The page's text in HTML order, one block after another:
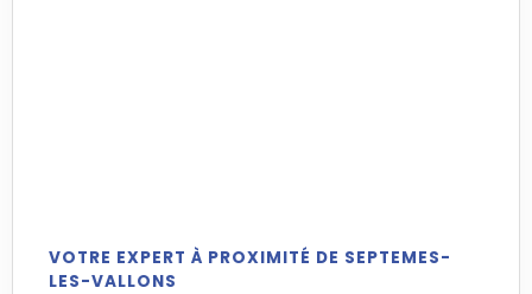
VOTRE EXPERT À PROXIMITÉ DE SEPTEMES-
LES-VALLONS